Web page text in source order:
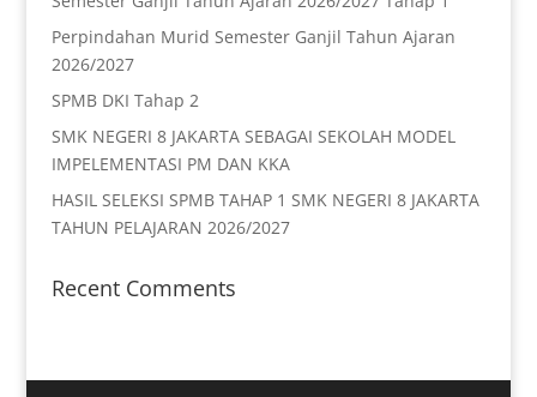
Perpindahan Murid Semester Ganjil Tahun Ajaran
2026/2027
SPMB DKI Tahap 2
SMK NEGERI 8 JAKARTA SEBAGAI SEKOLAH MODEL
IMPELEMENTASI PM DAN KKA
HASIL SELEKSI SPMB TAHAP 1 SMK NEGERI 8 JAKARTA
TAHUN PELAJARAN 2026/2027
Recent Comments